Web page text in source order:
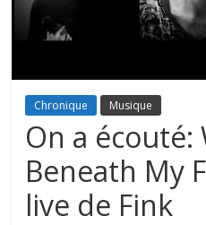
Chronique Musique
On a écouté:
Beneath My
live de Fink